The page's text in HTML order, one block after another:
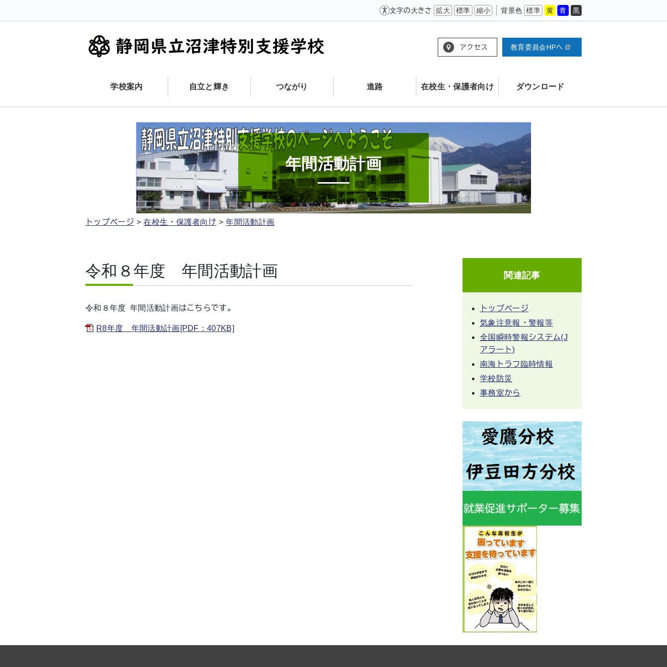
文字の大きさ 拡大 標準 縮小 背景色 標準 黄 青 黒
アクセス 教育委員会HPへ
学校案内 自立と輝き つながり 進路 在校生・保護者向け ダウンロード
年間活動計画
トップページ 在校生・保護者向け 年間活動計画
令和８年度 年間活動計画
令和８年度 年間活動計画はこちらです。
R8年度 年間活動計画[PDF：407KB]
関連記事
トップページ
気象注意報・警報等
全国瞬時警報システム(J
アラート)
南海トラフ臨時情報
学校防災
事務室から